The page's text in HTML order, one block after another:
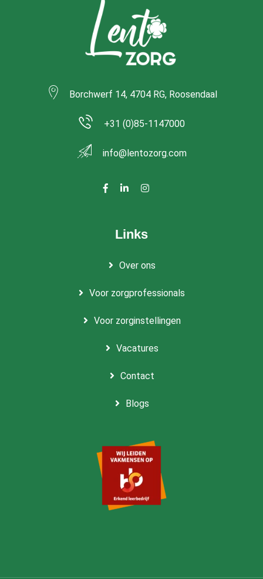
Borchwerf 14, 4704 RG, Roosendaal
+31 (0)85-1147000
info@lentozorg.com
Links
Over ons
Voor zorgprofessionals
Voor zorginstellingen
Vacatures
Contact
Blogs